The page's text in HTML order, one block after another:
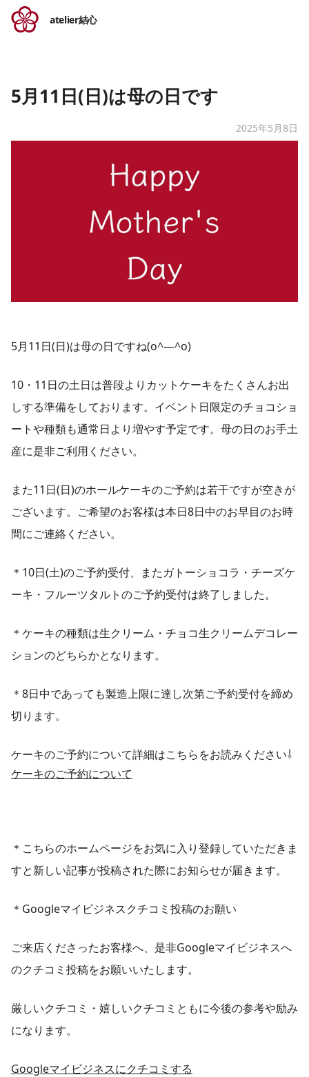
atelier結心
5月11日(日)は母の日です
2025年5月8日
5月11日(日)は母の日ですね(o^―^o)
10・11日の土日は普段よりカットケーキをたくさんお出
しする準備をしております。イベント日限定のチョコショ
ートや種類も通常日より増やす予定です。母の日のお手土
産に是非ご利用ください。
また11日(日)のホールケーキのご予約は若干ですが空きが
ございます。ご希望のお客様は本日8日中のお早目のお時
間にご連絡ください。
＊10日(土)のご予約受付、またガトーショコラ・チーズケ
ーキ・フルーツタルトのご予約受付は終了しました。
＊ケーキの種類は生クリーム・チョコ生クリームデコレー
ションのどちらかとなります。
＊8日中であっても製造上限に達し次第ご予約受付を締め
切ります。
ケーキのご予約について詳細はこちらをお読みください⇩
ケーキのご予約について
＊こちらのホームページをお気に入り登録していただきま
すと新しい記事が投稿された際にお知らせが届きます。
＊Googleマイビジネスクチコミ投稿のお願い
ご来店くださったお客様へ、是非Googleマイビジネスへ
のクチコミ投稿をお願いいたします。
厳しいクチコミ・嬉しいクチコミともに今後の参考や励み
になります。
Googleマイビジネスにクチコミする